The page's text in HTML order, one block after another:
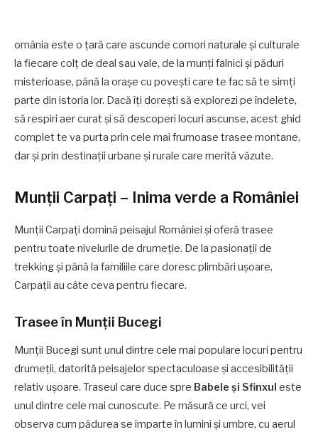
omânia este o țară care ascunde comori naturale și culturale
la fiecare colț de deal sau vale, de la munți falnici și păduri
misterioase, până la orașe cu povești care te fac să te simți
parte din istoria lor. Dacă îți dorești să explorezi pe îndelete,
să respiri aer curat și să descoperi locuri ascunse, acest ghid
complet te va purta prin cele mai frumoase trasee montane,
dar și prin destinații urbane și rurale care merită văzute.
Munții Carpați – Inima verde a României
Munții Carpați domină peisajul României și oferă trasee
pentru toate nivelurile de drumeție. De la pasionații de
trekking și până la familiile care doresc plimbări ușoare,
Carpații au câte ceva pentru fiecare.
Trasee în Munții Bucegi
Munții Bucegi sunt unul dintre cele mai populare locuri pentru
drumeții, datorită peisajelor spectaculoase și accesibilității
relativ ușoare. Traseul care duce spre Babele și Sfinxul este
unul dintre cele mai cunoscute. Pe măsură ce urci, vei
observa cum pădurea se împarte în lumini și umbre, cu aerul